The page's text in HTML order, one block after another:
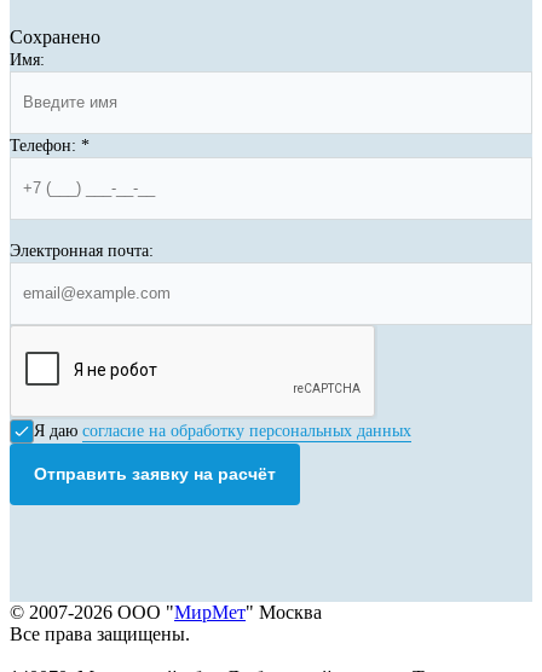
Сохранено
Имя:
Телефон: *
Электронная почта:
Я даю согласие на обработку персональных данных
Отправить заявку на расчёт
© 2007-2026 ООО "МирМет" Москва
Все права защищены.